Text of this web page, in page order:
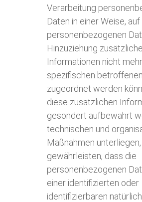
Verarbeitung
Daten in einer Weise,
personenbezogenen
Hinzuziehung
Informationen nicht
spezifischen
zugeordnet werden
diese zusätzlichen
gesondert aufbewahrt
technischen und
Maßnahmen
gewährleisten, dass die
personenbezogenen
einer identifizierten oder
identifizierbaren